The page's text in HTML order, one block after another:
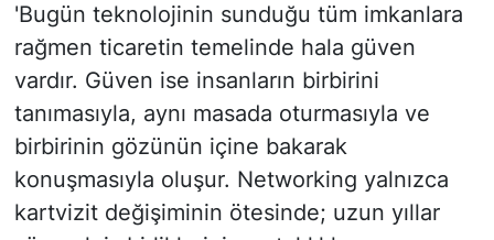
'Bugün teknolojinin sunduğu tüm imkanlara
rağmen ticaretin temelinde hala güven
vardır. Güven ise insanların birbirini
tanımasıyla, aynı masada oturmasıyla ve
birbirinin gözünün içine bakarak
konuşmasıyla oluşur. Networking yalnızca
kartvizit değişiminin ötesinde; uzun yıllar